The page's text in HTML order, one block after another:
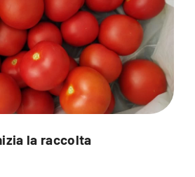
la raccolta